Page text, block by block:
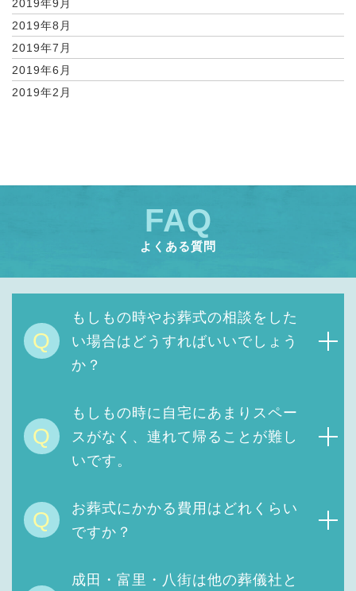
2019年9月
2019年8月
2019年7月
2019年6月
2019年2月
FAQ
よくある質問
Q
もしもの時やお葬式の相談をした
い場合はどうすればいいでしょう
か？
Q
もしもの時に自宅にあまりスペー
スがなく、連れて帰ることが難し
いです。
Q お葬式にかかる費用は どれくらい
ですか？
成田・富里・八街は他の葬儀社と